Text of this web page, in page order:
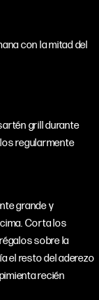
con la mitad del
grill durante
regularmente
grande y
Corta los
os sobre la
el resto del aderezo
recién